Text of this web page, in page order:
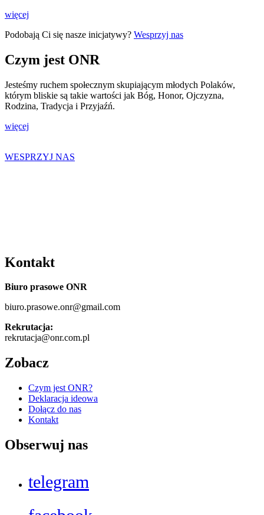
więcej
Podobają Ci się nasze inicjatywy? Wesprzyj nas
Czym jest ONR
Jesteśmy ruchem społecznym skupiającym młodych Polaków,
którym bliskie są takie wartości jak Bóg, Honor, Ojczyzna,
Rodzina, Tradycja i Przyjaźń.
więcej
WESPRZYJ NAS
Kontakt
Biuro prasowe ONR
biuro.prasowe.onr@gmail.com
Rekrutacja:
rekrutacja@onr.com.pl
Zobacz
Czym jest ONR?
Deklaracja ideowa
Dołącz do nas
Kontakt
Obserwuj nas
telegram